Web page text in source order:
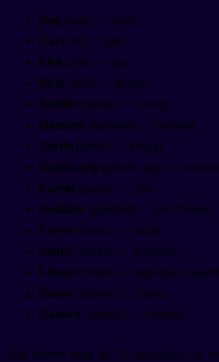
Dog (dog) — perro
Cat (cat) — gato
Fish (fish) — pez
Bird (bird) — pájaro
Rabbit (rabbit) — conejo
Hamster (hamster) — hámster
Turtle (turtle) — tortuga
Guinea pig (guinea pig) —
Parrot (parrot) — loro
Goldfish (goldfish) — pez dorado
Ferret (ferret) — hurón
Snake (snake) — serpiente
Lizard (lizard) — lagartija o
Mouse (mouse) — ratón
Canary (canary) — canario
Ahí tienes más de 15 animales en